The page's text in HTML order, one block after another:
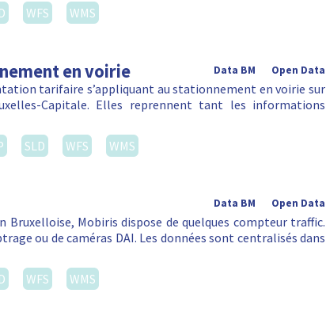
WFS WMS
en voirie Open Data
Data BM
tarifaire s’appliquant au stationnement en voirie sur
Capitale. Elles reprennent tant les informations
SLD WFS WMS
Open Data
Data BM
Mobiris dispose de quelques compteur traffic.
ou de caméras DAI. Les données sont centralisés dans
WFS WMS